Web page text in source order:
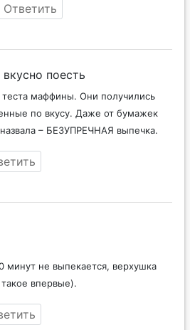
Ответить
поесть
теста маффины. Они получились
по вкусу. Даже от бумажек
– БЕЗУПРЕЧНАЯ выпечка.
минут не выпекается, верхушка
впервые).